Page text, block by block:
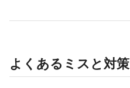
よくあるミスと対策